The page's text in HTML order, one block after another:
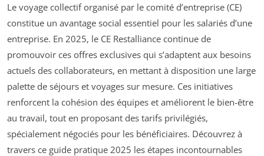
Le voyage collectif organisé par le comité d’entreprise (CE)
constitue un avantage social essentiel pour les salariés d’une
entreprise. En 2025, le CE Restalliance continue de
promouvoir ces offres exclusives qui s’adaptent aux besoins
actuels des collaborateurs, en mettant à disposition une large
palette de séjours et voyages sur mesure. Ces initiatives
renforcent la cohésion des équipes et améliorent le bien-être
au travail, tout en proposant des tarifs privilégiés,
spécialement négociés pour les bénéficiaires. Découvrez à
travers ce guide pratique 2025 les étapes incontournables